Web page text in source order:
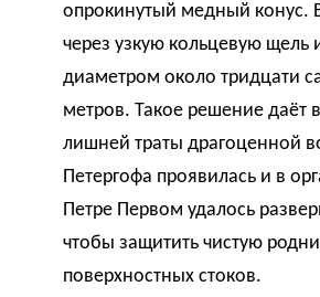
опрокинутый медный конус.
через узкую кольцевую
диаметром около тридцати
метров. Такое решение даёт
лишней траты драгоценной
Петергофа проявилась и в
Петре Первом удалось
чтобы защитить чистую
поверхностных стоков.